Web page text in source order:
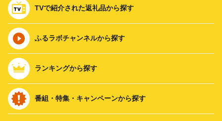
TVで紹介された返礼品から探す
ふるラボチャンネルから探す
ランキングから探す
番組・特集・キャンペーンから探す